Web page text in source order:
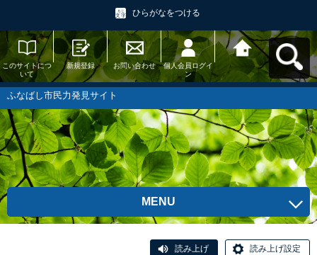
ひらがなをつける
このサイトにつ
いて
新規登録 お問い合わせ
個人会員ログイ
ン
ふなばし市民力
発見サイトへ戻
る
ふなばし市民力発見サイト
MENU
読み上げ 読み上げ設定